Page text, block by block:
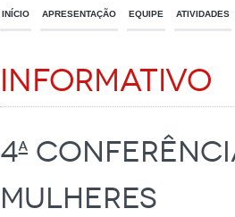
INÍCIO APRESENTAÇÃO EQUIPE ATIVIDADES
Informativo
4ª
Mulheres